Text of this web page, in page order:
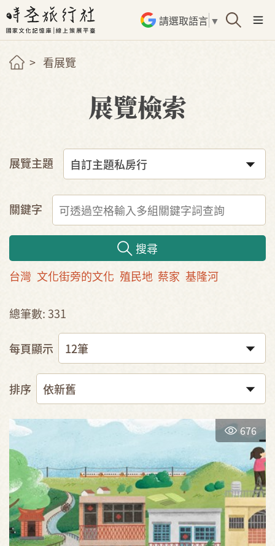
請選取語言 ▼
看展覽
展覽檢索
展覽主題
關鍵字
搜尋
台灣 文化街旁的文化 殖民地 蔡家 基隆河
總筆數: 331
每頁顯示
排序
676